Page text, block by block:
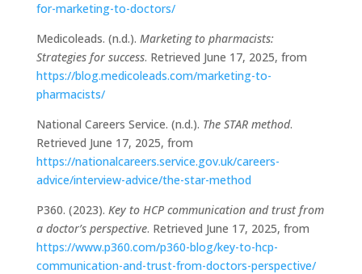
for-marketing-to-doctors/
Medicoleads. (n.d.). Marketing to pharmacists:
Strategies for success. Retrieved June 17, 2025, from
https://blog.medicoleads.com/marketing-to-
pharmacists/
National Careers Service. (n.d.). The STAR method.
Retrieved June 17, 2025, from
https://nationalcareers.service.gov.uk/careers-
advice/interview-advice/the-star-method
P360. (2023). Key to HCP communication and trust from
a doctor’s perspective. Retrieved June 17, 2025, from
https://www.p360.com/p360-blog/key-to-hcp-
communication-and-trust-from-doctors-perspective/